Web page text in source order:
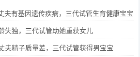
夫有基因遗传疾病，三代试管生育健康宝宝
失独，三代试管助她重获女儿
夫精子质量差，三代试管获得男宝宝